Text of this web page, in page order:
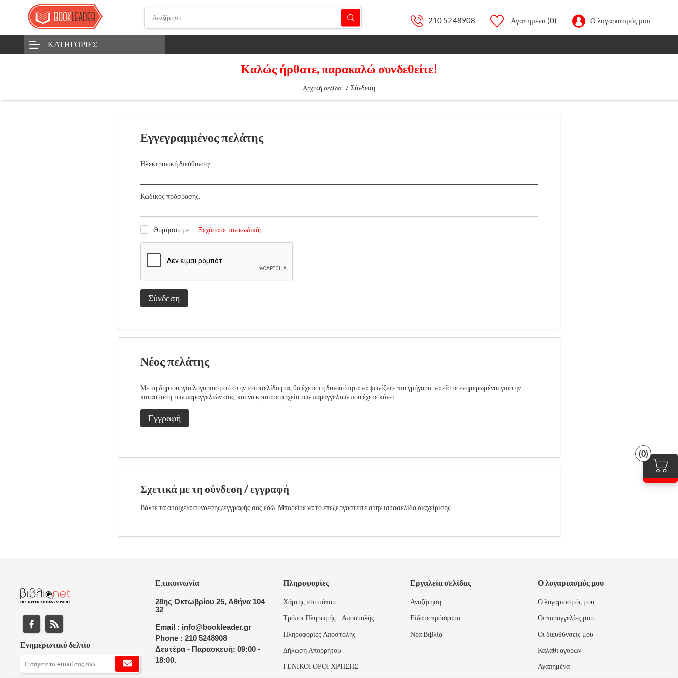
210 5248908 Αγαπημένα (0) Ο λογαριασμός μου
(0)
ΚΑΤΗΓΟΡΊΕΣ
Καλώς ήρθατε, παρακαλώ συνδεθείτε!
Αρχική σελίδα / Σύνδεση
Εγγεγραμμένος πελάτης
Ηλεκτρονική διεύθυνση:
Κωδικός πρόσβασης:
Θυμήσου με Ξεχάσατε τον κωδικό;
Σύνδεση
Νέος πελάτης
Με τη δημιουργία λογαριασμού στην ιστοσελίδα μας θα έχετε τη δυνατότητα να ψωνίζετε πιο γρήγορα, να είστε ενημερωμένοι για την
κατάσταση των παραγγελιών σας, και να κρατάτε αρχείο των παραγγελιών που έχετε κάνει.
Εγγραφή
Σχετικά με τη σύνδεση / εγγραφή
Βάλτε τα στοιχεία σύνδεσης/εγγραφής σας εδώ. Μπορείτε να το επεξεργαστείτε στην ιστοσελίδα διαχείρισης.
Ενημερωτικό δελτίο
Επικοινωνία
28ης Οκτωβρίου 25, Αθήνα 104
32
Email : info@bookleader.gr
Phone : 210 5248908
Δευτέρα - Παρασκευή: 09:00 -
18:00.
Πληροφορίες
Χάρτης ιστοτόπου
Τρόποι Πληρωμής - Αποστολής
Πληροφορίες Αποστολής
Δήλωση Απορρήτου
ΓΕΝΙΚΟΙ ΟΡΟΙ ΧΡΗΣΗΣ
Εργαλεία σελίδας
Αναζήτηση
Είδατε πρόσφατα
Νέα Βιβλία
Ο λογαριασμός μου
Ο λογαριασμός μου
Οι παραγγελίες μου
Οι διευθύνσεις μου
Καλάθι αγορών
Αγαπημένα